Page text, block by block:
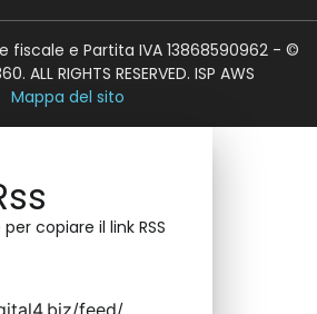
fiscale e Partita IVA 13868590962 - ©
ALL RIGHTS RESERVED. ISP AWS
Mappa del sito
copiare il link RSS